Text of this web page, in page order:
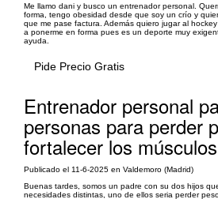
Me llamo dani y busco un entrenador personal.
forma, tengo obesidad desde que soy un crío y
que me pase factura. Además quiero jugar al
a ponerme en forma pues es un deporte muy
ayuda.
Pide Precio Gratis
Entrenador personal
personas para perder
fortalecer los músculos
Publicado el 11-6-2025 en Valdemoro (Madrid)
Buenas tardes, somos un padre con su dos hijos
necesidades distintas, uno de ellos seria perder